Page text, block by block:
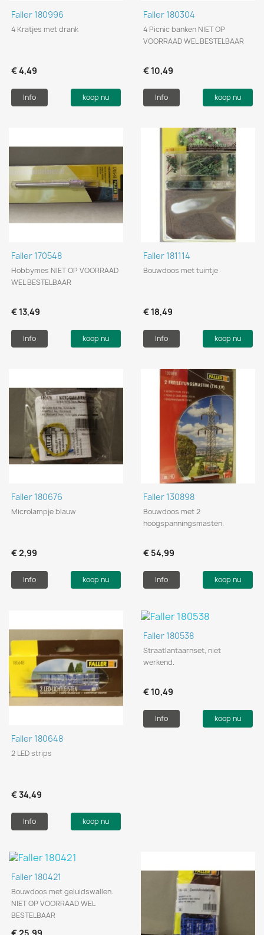
Faller 180996
4 Kratjes met drank
€ 4,49
Info koop nu
Faller 180304
4 Picnic banken NIET OP
VOORRAAD WEL BESTELBAAR
€ 10,49
Info koop nu
Faller 170548
Hobbymes NIET OP VOORRAAD
WEL BESTELBAAR
€ 13,49
Info koop nu
Faller 181114
Bouwdoos met tuintje
€ 18,49
Info koop nu
Faller 180676
Microlampje blauw
€ 2,99
Info koop nu
Faller 130898
Bouwdoos met 2
hoogspanningsmasten.
€ 54,99
Info koop nu
Faller 180648
2 LED strips
€ 34,49
Info koop nu
Faller 180538
Straatlantaarnset, niet
werkend.
€ 10,49
Info koop nu
Faller 180421
Bouwdoos met geluidswallen.
NIET OP VOORRAAD WEL
BESTELBAAR